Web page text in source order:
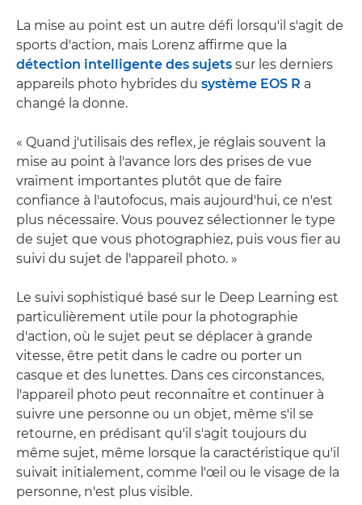
La mise au point est un autre défi lorsqu'il s'agit de
sports d'action, mais Lorenz affirme que la
détection intelligente des sujets sur les derniers
appareils photo hybrides du système EOS R a
changé la donne.
« Quand j'utilisais des reflex, je réglais souvent la
mise au point à l'avance lors des prises de vue
vraiment importantes plutôt que de faire
confiance à l'autofocus, mais aujourd'hui, ce n'est
plus nécessaire. Vous pouvez sélectionner le type
de sujet que vous photographiez, puis vous fier au
suivi du sujet de l'appareil photo. »
Le suivi sophistiqué basé sur le Deep Learning est
particulièrement utile pour la photographie
d'action, où le sujet peut se déplacer à grande
vitesse, être petit dans le cadre ou porter un
casque et des lunettes. Dans ces circonstances,
l'appareil photo peut reconnaître et continuer à
suivre une personne ou un objet, même s'il se
retourne, en prédisant qu'il s'agit toujours du
même sujet, même lorsque la caractéristique qu'il
suivait initialement, comme l'œil ou le visage de la
personne, n'est plus visible.